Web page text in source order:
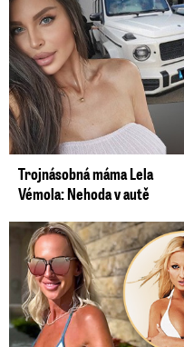
Trojnásobná máma Lela
Vémola: Nehoda v autě
Belohorcová rok po